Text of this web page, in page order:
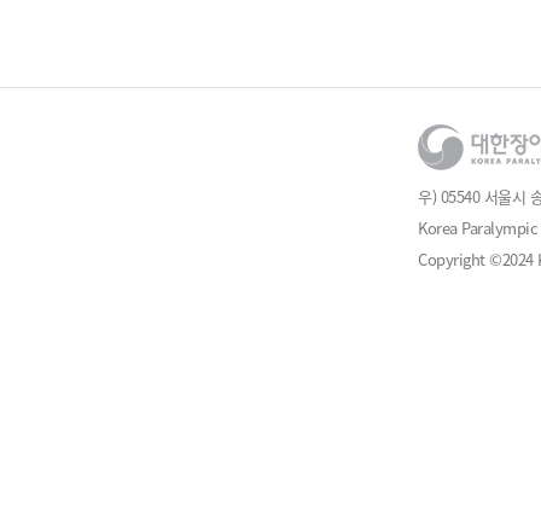
우) 05540 서울시
Korea
Copyright ©2024